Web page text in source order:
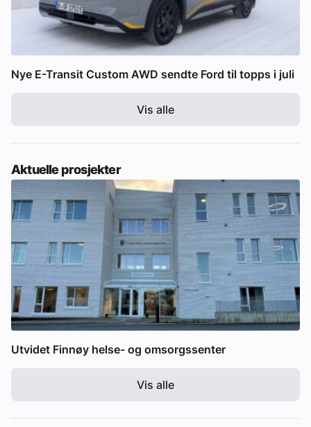
Nye E-Transit Custom AWD sendte Ford til topps i juli
Vis alle
Aktuelle prosjekter
Utvidet Finnøy helse- og omsorgssenter
Vis alle